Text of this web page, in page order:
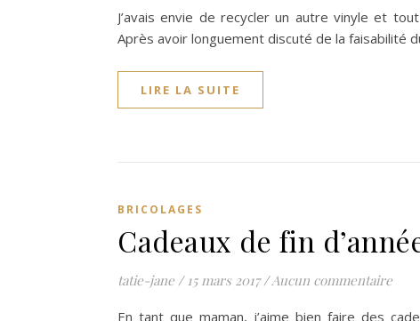
J’avais envie de recycler un autre vinyle et
Après avoir longuement discuté de la faisabilité
LIRE LA SUITE
BRICOLAGES
Cadeaux de fin
tatie-jane / 15 mars 2017 /Aucun commentaire
En tant que maman, j’aime bien faire des